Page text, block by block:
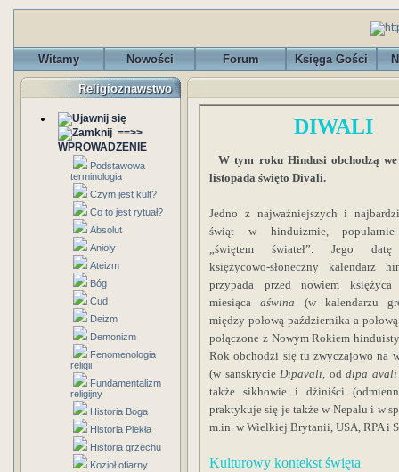
Witamy Nowości Forum Księga Gości
Religioznawstwo
==>>
WPROWADZENIE
Podstawowa
terminologia
Czym jest kult?
Co to jest rytuał?
Absolut
Anioły
Ateizm
Bóg
Cud
Deizm
Demonizm
Fenomenologia
religii
Fundamentalizm
religijny
Historia Boga
Historia Piekła
Historia grzechu
Kozioł ofiarny
DIWALI
W tym roku Hindusi obchodzą
listopada święto Divali.
Jedno z najważniejszych i
świąt w hinduizmie, popularnie
„świętem świateł”. Jego datę
księżycowo-słoneczny kalendarz
przypada przed nowiem
miesiącaaświna (w kalendarzu
między połową października a
połączone z Nowym Rokiem
Rok obchodzi się tu zwyczajowo na
(w sanskrycieDīpāvalī, oddīpa avali
także sikhowie i dżiniści
praktykuje się je także w Nepalu i w
m.in. w Wielkiej Brytanii, USA, RPA i
Kulturowy kontekst święta